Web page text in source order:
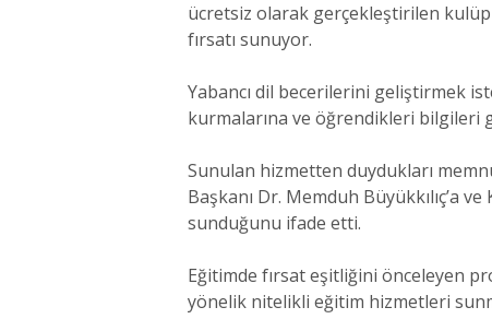
ücretsiz olarak gerçekleştirilen kulüp
fırsatı sunuyor.
Yabancı dil becerilerini geliştirmek
kurmalarına ve öğrendikleri bilgileri
Sunulan hizmetten duydukları
Başkanı Dr. Memduh Büyükkılıç’a
sunduğunu ifade etti.
Eğitimde fırsat eşitliğini önceleyen
yönelik nitelikli eğitim hizmetleri